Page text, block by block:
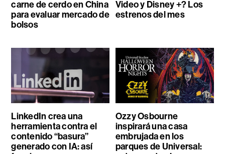
carne de cerdo en China
para evaluar mercado de
bolsos
Video y Disney +? Los
estrenos del mes
LinkedIn crea una
herramienta contra el
contenido “basura”
generado con IA: así
Ozzy Osbourne
inspirará una casa
embrujada en los
parques de Universal: